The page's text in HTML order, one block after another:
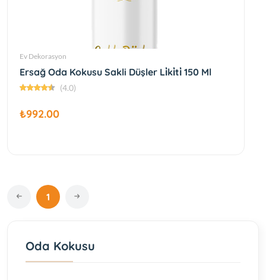
Ev Dekorasyon
Ersağ Oda Kokusu Sakli Düşler Li̇ki̇ti̇ 150 Ml
(4.0)
₺992.00
1
Oda Kokusu